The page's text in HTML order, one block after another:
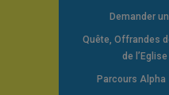
Demander
Quête, Offrandes
de
Parcours Alpha